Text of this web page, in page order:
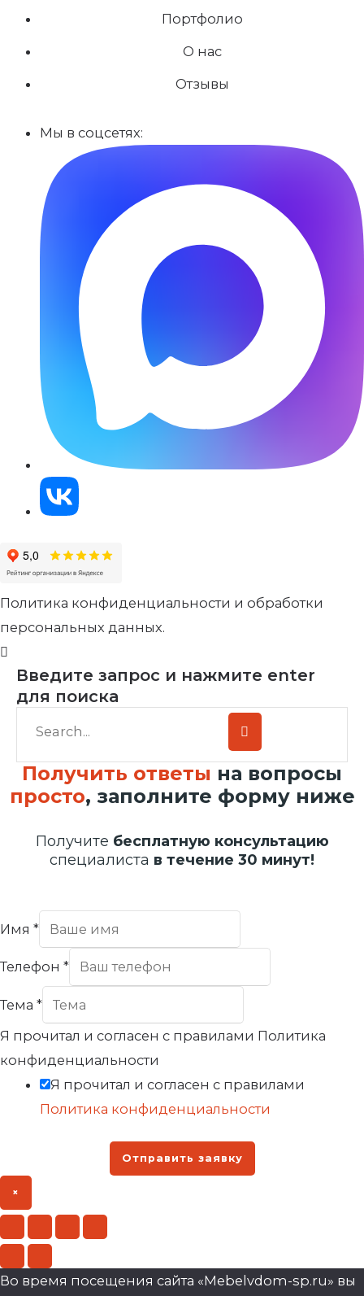
Портфолио
О нас
Отзывы
Мы в соцсетях:
Политика конфиденциальности и обработки
персональных данных.
Введите запрос и нажмите enter
для поиска
Получить ответы на вопросы
просто, заполните форму ниже
Получите бесплатную консультацию
специалиста в течение 30 минут!
Имя *
Телефон *
Тема *
Я прочитал и согласен с правилами Политика
конфиденциальности
Я прочитал и согласен с правилами
Политика конфиденциальности
Отправить заявку
×
Во время посещения сайта «Mebelvdom-sp.ru» вы